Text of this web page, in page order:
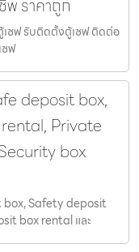
ราคาถูก
เซฟ รับติดตั้งตู้เซฟ ติดต่อ
ฟ
deposit box,
Private
box
Safety deposit
box rental และ